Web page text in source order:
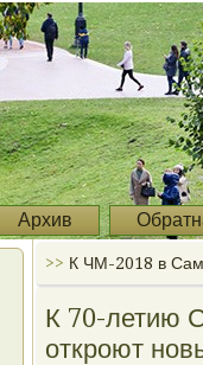
Архив
>> К ЧМ-2018 в
К 70-летию
откроют